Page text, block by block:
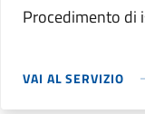
Procedimento di
VAI AL SERVIZIO